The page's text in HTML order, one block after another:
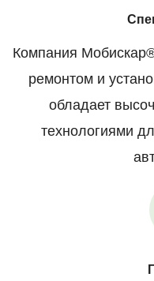
Компания
ремонтом и
обладает
технологиями